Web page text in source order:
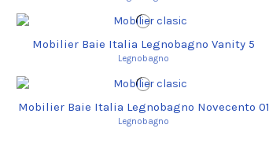
Mobilier Baie Italia Legnobagno Vanity 5
Legnobagno
Mobilier Baie Italia Legnobagno Novecento 01
Legnobagno